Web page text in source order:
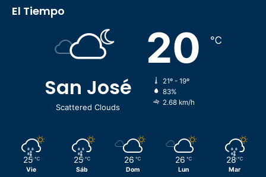
El Tiempo
San José
Scattered Clouds
20 ℃
21º - 19º
83%
2.68 km/h
25 ℃
Vie
25 ℃
Sáb
26 ℃
Dom
26 ℃
Lun
28 ℃
Mar